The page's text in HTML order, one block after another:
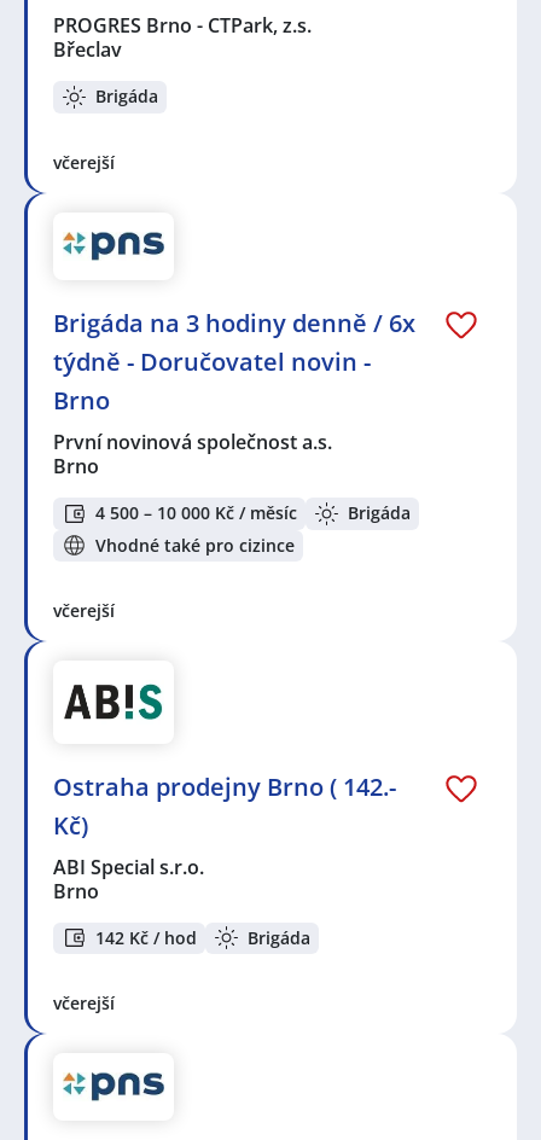
PROGRES Brno - CTPark, z.s.
Břeclav
Brigáda
včerejší
Brigáda na 3 hodiny denně / 6x
týdně - Doručovatel novin -
Brno
První novinová společnost a.s.
Brno
4 500 – 10 000 Kč / měsíc
Brigáda
Vhodné také pro cizince
včerejší
Ostraha prodejny Brno ( 142.-
Kč)
ABI Special s.r.o.
Brno
142 Kč / hod Brigáda
včerejší